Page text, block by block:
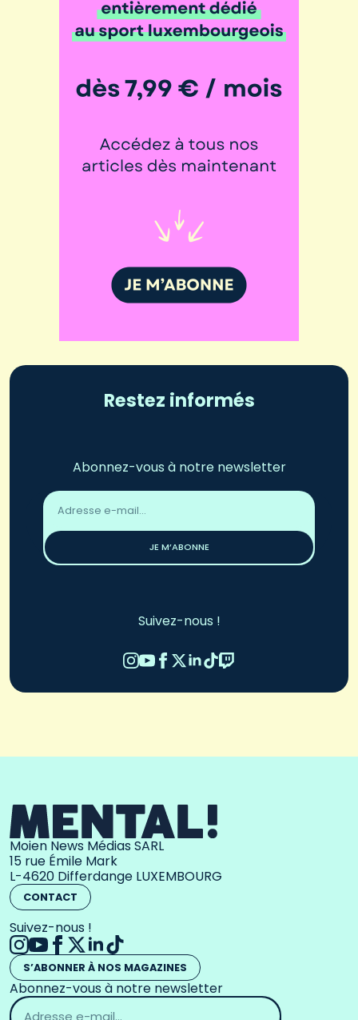
Restez informés
Abonnez-vous à notre newsletter
Adresse
email
JE M’ABONNE
Suivez-nous !
Moien News Médias SARL
15 rue Émile Mark
L-4620 Differdange LUXEMBOURG
CONTACT
Suivez-nous !
S’ABONNER À NOS MAGAZINES
Abonnez-vous à notre newsletter
Adresse
email